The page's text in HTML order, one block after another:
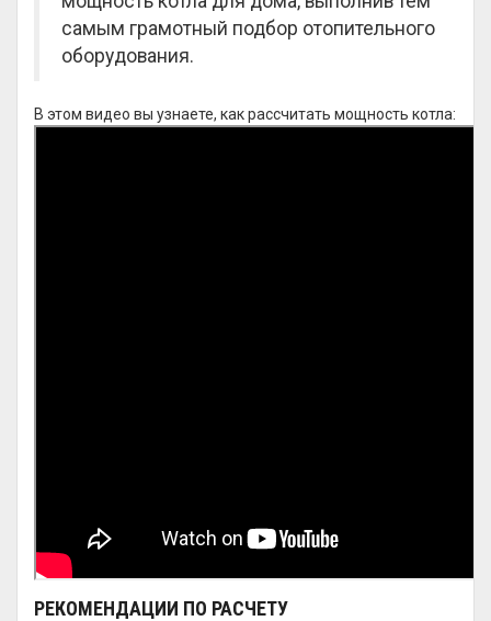
самым грамотный подбор отопительного
оборудования.
В этом видео вы узнаете, как рассчитать мощность котла:
РЕКОМЕНДАЦИИ ПО РАСЧЕТУ